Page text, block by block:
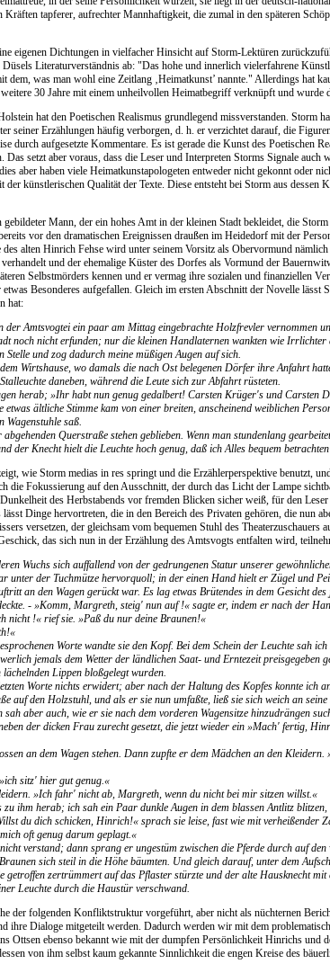
tapferer, aufrechter Mannhaftigkeit, die zumal in den späteren
eigenen Dichtungen in vielfacher Hinsicht auf Storm-Lektüren
Literaturverständnis ab: "Das hohe und innerlich vielerfahrene
was man wohl eine Zeitlang ‚Heimatkunst’ nannte." Allerdings hat
30 Jahre mit einem unheilvollen Heimatbegriff verknüpft und wurde
hat den Poetischen Realismus grundlegend missverstanden. Storm
seiner Erzählungen häufig verborgen, d. h. er verzichtet darauf, die
durch aufgesetzte Kommentare. Es ist gerade die Kunst des Poetischen
setzt aber voraus, dass die Leser und Interpreten Storms Signale auch
aber haben viele Heimatkunstapologeten entweder nicht gekonnt oder
künstlerischen Qualität der Texte. Diese entsteht bei Storm aus dessen
Mann, der ein hohes Amt in der kleinen Stadt bekleidet, die
vor den dramatischen Ereignissen draußen im Heidedorf mit der
des alten Hinrich Fehse wird unter seinem Vorsitz als Obervormund
und der ehemalige Küster des Dorfes als Vormund der
Selbstmörders kennen und er vermag ihre sozialen und finanziellen
Besonderes aufgefallen. Gleich im ersten Abschnitt der Novelle lässt
hat:
Amtsvogtei ein paar am Mittag eingebrachte Holzfrevler vernommen
noch nicht erfunden; nur die kleinen Handlaternen wankten wie
Stelle und zog dadurch meine müßigen Augen auf sich.
Wirtshause, wo damals die nach Ost belegenen Dörfer ihre Anfahrt
daneben, während die Leute sich zur Abfahrt rüsteten.
herab; »Ihr habt nun genug gedalbert! Carsten Krüger's und Carsten
ältliche Stimme kam von einer breiten, anscheinend weiblichen
Wagenstuhle saß.
Querstraße stehen geblieben. Wenn man stundenlang
der Knecht hielt die Leuchte hoch genug, daß ich Alles bequem
wie Storm medias in res springt und die Erzählerperspektive benutzt,
die Fokussierung auf den Ausschnitt, der durch das Licht der Lampe
des Herbstabends vor fremden Blicken sicher weiß, für den
Dinge hervortreten, die in den Bereich des Privaten gehören, die nun
versetzen, der gleichsam vom bequemen Stuhl des Theaterzuschauers
das sich nun in der Erzählung des Amtsvogts entfalten wird,
Wuchs sich auffallend von der gedrungenen Statur unserer
unter der Tuchmütze hervorquoll; in der einen Hand hielt er Zügel und
an den Wagen gerückt war. Es lag etwas Brütendes in dem Gesicht
- »Komm, Margreth, steig' nun auf !« sagte er, indem er nach der
nicht !« rief sie. »Paß du nur deine Braunen!«
Worte wandte sie den Kopf. Bei dem Schein der Leuchte sah
jemals dem Wetter der ländlichen Saat- und Erntezeit preisgegeben
Lippen bloßgelegt wurden.
Worte nichts erwidert; aber nach der Haltung des Kopfes konnte ich
auf den Holzstuhl, und als er sie nun umfaßte, ließ sie sich weich an
sah aber auch, wie er sie nach dem vorderen Wagensitze hinzudrängen
der dicken Frau zurecht gesetzt, die jetzt wieder ein »Mach' fertig,
an dem Wagen stehen. Dann zupfte er dem Mädchen an den
sitz' hier gut genug.«
»Ich fahr' nicht ab, Margreth, wenn du nicht bei mir sitzen willst.«
zu ihm herab; ich sah ein Paar dunkle Augen in dem blassen Antlitz
du dich schicken, Hinrich!« sprach sie leise, fast wie mit
oft genug darum geplagt.«
verstand; dann sprang er ungestüm zwischen die Pferde durch auf
sich steil in die Höhe bäumten. Und gleich darauf, unter dem
getroffen zertrümmert auf das Pflaster stürzte und der alte Hausknecht
Leuchte durch die Haustür verschwand.
der folgenden Konfliktstruktur vorgeführt, aber nicht als nüchternen
ihre Dialoge mitgeteilt werden. Dadurch werden wir mit dem
Ottsen ebenso bekannt wie mit der dumpfen Persönlichkeit Hinrichs und
von ihm selbst kaum gekannte Sinnlichkeit die engen Kreise des